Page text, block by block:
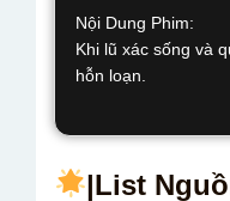
Nội Dung Phim:
Khi lũ xác sống và
hỗn loạn.
|List